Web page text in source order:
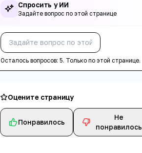
Спросить у ИИ
Задайте вопрос по этой странице
Осталось вопросов:5. Только по этой странице.
Оцените страницу
Понравилось
Не
понравилось